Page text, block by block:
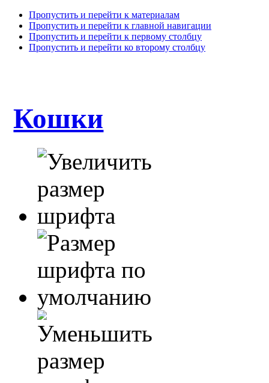
Пропустить и перейти к материалам
Пропустить и перейти к главной навигации
Пропустить и перейти к первому столбцу
Пропустить и перейти ко второму столбцу
Кошки